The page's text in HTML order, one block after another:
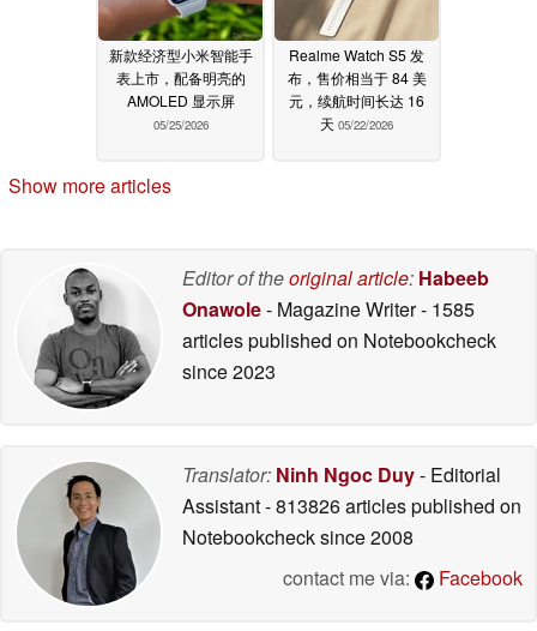
新款经济型小米智能手
表上市，配备明亮的
AMOLED 显示屏
05/25/2026
Realme Watch S5 发
布，售价相当于 84 美
元，续航时间长达 16
天 05/22/2026
Show more articles
Editor of theoriginal article: Habeeb
Onawole- Magazine Writer- 1585
articles published on Notebookcheck
since 2023
Translator: Ninh Ngoc Duy- Editorial
Assistant- 813826 articles published on
Notebookchecksince 2008
contact me via:
Facebook